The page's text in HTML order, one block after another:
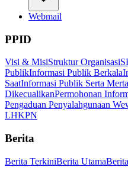
Webmail
PPID
Visi & MisiStruktur Organisasi
PublikInformasi Publik Berkala
SaatInformasi Publik Serta Merta
DikecualikanPermohonan
Pengaduan Penyalahgunaan
LHKPN
Berita
Berita TerkiniBerita Utama